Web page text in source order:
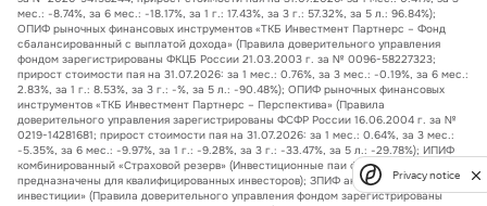
мес.: -8.74%, за 6 мес.: -18.17%, за 1 г.: 17.43%, за 3 г.: 57.32%, за 5 л.: 96.84%);
ОПИФ рыночных финансовых инструментов «ТКБ Инвестмент Партнерс – Фонд
сбалансированный с выплатой дохода» (Правила доверительного управления
фондом зарегистрированы ФКЦБ России 21.03.2003 г. за № 0096-58227323;
прирост стоимости пая на 31.07.2026: за 1 мес.: 0.76%, за 3 мес.: -0.19%, за 6 мес.:
2.83%, за 1 г.: 8.53%, за 3 г.: -%, за 5 л.: -90.48%); ОПИФ рыночных финансовых
инструментов «ТКБ Инвестмент Партнерс – Перспектива» (Правила
доверительного управления зарегистрированы ФСФР России 16.06.2004 г. за №
0219-14281681; прирост стоимости пая на 31.07.2026: за 1 мес.: 0.64%, за 3 мес.:
-5.35%, за 6 мес.: -9.97%, за 1 г.: -9.28%, за 3 г.: -33.47%, за 5 л.: -29.78%); ИПИФ
комбинированный «Страховой резерв» (Инвестиционные паи фонда
предназначены для квалифицированных инвесторов); ЗПИФ акций «Системные
инвестиции» (Правила доверительного управления фондом зарегистрированы
Privacy notice